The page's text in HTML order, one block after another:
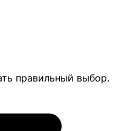
правильный выбор.